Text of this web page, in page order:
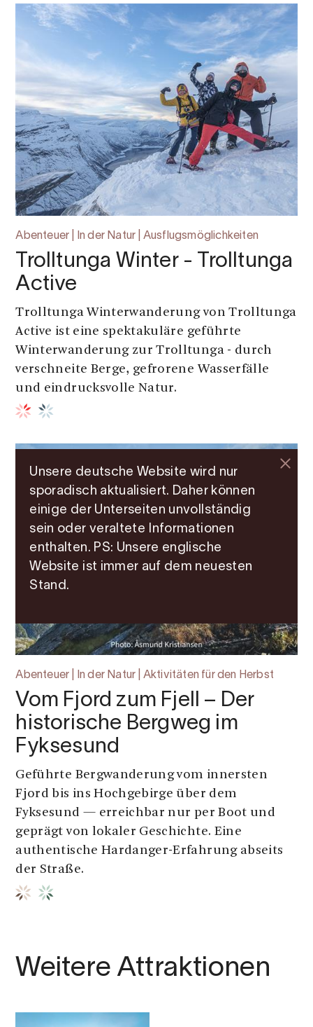
Abenteuer | In der Natur | Ausflugsmöglichkeiten
Trolltunga Winter - Trolltunga
Active
Trolltunga Winterwanderung von Trolltunga
Active ist eine spektakuläre geführte
Winterwanderung zur Trolltunga - durch
verschneite Berge, gefrorene Wasserfälle
und eindrucksvolle Natur.
Abenteuer | In der Natur | Aktivitäten für den Herbst
Vom Fjord zum Fjell – Der
historische Bergweg im
Fyksesund
Geführte Bergwanderung vom innersten
Fjord bis ins Hochgebirge über dem
Fyksesund — erreichbar nur per Boot und
geprägt von lokaler Geschichte. Eine
authentische Hardanger-Erfahrung abseits
der Straße.
Weitere Attraktionen
Unsere deutsche Website wird nur
sporadisch aktualisiert. Daher können
einige der Unterseiten unvollständig
sein oder veraltete Informationen
enthalten. PS: Unsere englische
Website ist immer auf dem neuesten
Stand.